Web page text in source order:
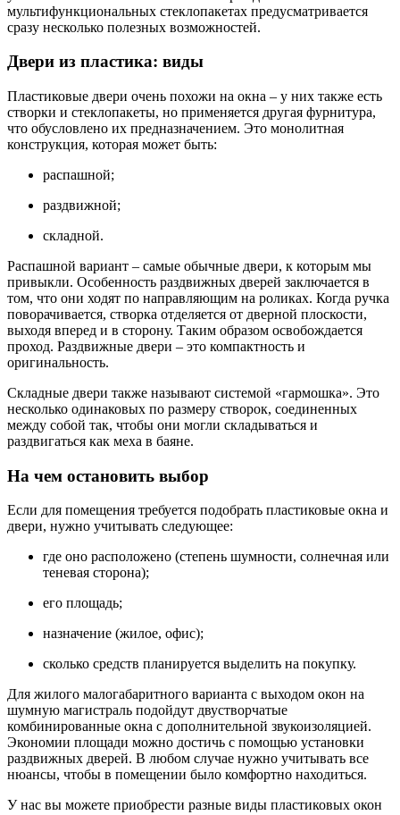
мультифункциональных стеклопакетах предусматривается
сразу несколько полезных возможностей.
Двери из пластика: виды
Пластиковые двери очень похожи на окна – у них также есть
створки и стеклопакеты, но применяется другая фурнитура,
что обусловлено их предназначением. Это монолитная
конструкция, которая может быть:
распашной;
раздвижной;
складной.
Распашной вариант – самые обычные двери, к которым мы
привыкли. Особенность раздвижных дверей заключается в
том, что они ходят по направляющим на роликах. Когда ручка
поворачивается, створка отделяется от дверной плоскости,
выходя вперед и в сторону. Таким образом освобождается
проход. Раздвижные двери – это компактность и
оригинальность.
Складные двери также называют системой «гармошка». Это
несколько одинаковых по размеру створок, соединенных
между собой так, чтобы они могли складываться и
раздвигаться как меха в баяне.
На чем остановить выбор
Если для помещения требуется подобрать пластиковые окна и
двери, нужно учитывать следующее:
где оно расположено (степень шумности, солнечная или
теневая сторона);
его площадь;
назначение (жилое, офис);
сколько средств планируется выделить на покупку.
Для жилого малогабаритного варианта с выходом окон на
шумную магистраль подойдут двустворчатые
комбинированные окна с дополнительной звукоизоляцией.
Экономии площади можно достичь с помощью установки
раздвижных дверей. В любом случае нужно учитывать все
нюансы, чтобы в помещении было комфортно находиться.
У нас вы можете приобрести разные виды пластиковых окон